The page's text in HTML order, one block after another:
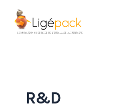
contenu
R&D